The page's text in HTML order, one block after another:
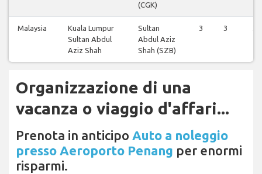
(CGK)
Malaysia
Kuala Lumpur
Sultan Abdul
Aziz Shah
Sultan
Abdul Aziz
Shah (SZB)
3 3
Organizzazione di una
vacanza o viaggio d'affari...
Prenota in anticipo Auto a noleggio
presso Aeroporto Penang per enormi
risparmi.